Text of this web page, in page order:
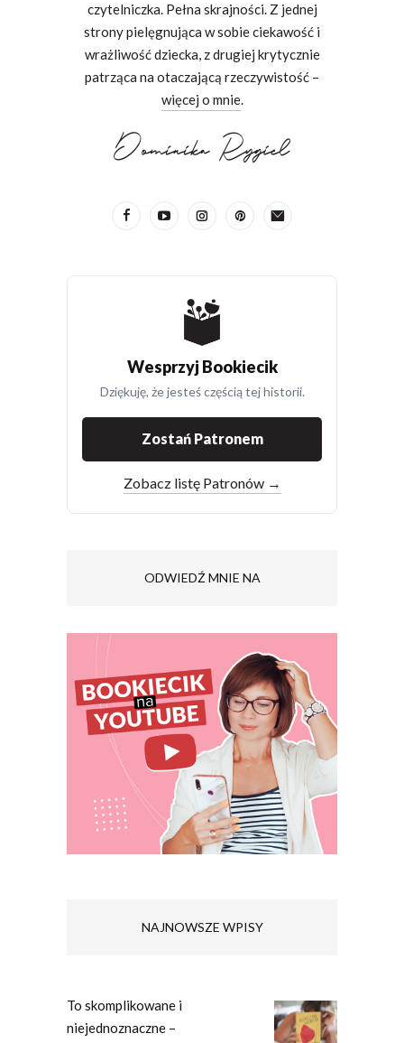
czytelniczka. Pełna skrajności. Z jednej
strony pielęgnująca w sobie ciekawość i
wrażliwość dziecka, z drugiej krytycznie
patrząca na otaczającą rzeczywistość –
więcej o mnie.
Wesprzyj Bookiecik
Dziękuję, że jesteś częścią tej historii.
Zostań Patronem
Zobacz listę Patronów →
ODWIEDŹ MNIE NA
NAJNOWSZE WPISY
To skomplikowane i
niejednoznaczne –